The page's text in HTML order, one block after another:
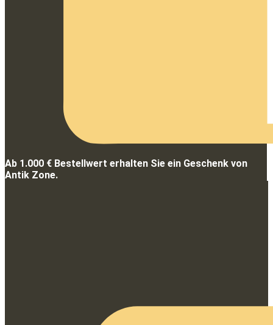
Ab 1.000 € Bestellwert erhalten Sie ein Geschenk von
Antik Zone.